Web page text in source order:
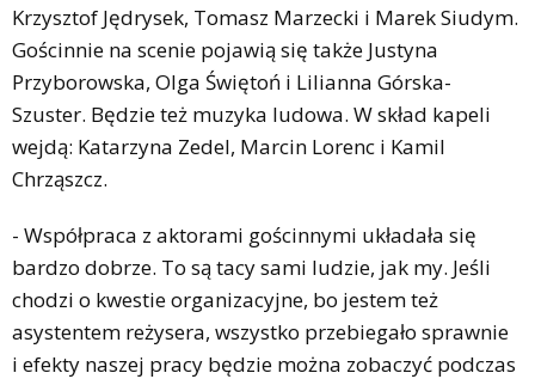
Krzysztof Jędrysek, Tomasz Marzecki i Marek Siudym.
Gościnnie na scenie pojawią się także Justyna
Przyborowska, Olga Świętoń i Lilianna Górska-
Szuster. Będzie też muzyka ludowa. W skład kapeli
wejdą: Katarzyna Zedel, Marcin Lorenc i Kamil
Chrząszcz.
- Współpraca z aktorami gościnnymi układała się
bardzo dobrze. To są tacy sami ludzie, jak my. Jeśli
chodzi o kwestie organizacyjne, bo jestem też
asystentem reżysera, wszystko przebiegało sprawnie
i efekty naszej pracy będzie można zobaczyć podczas